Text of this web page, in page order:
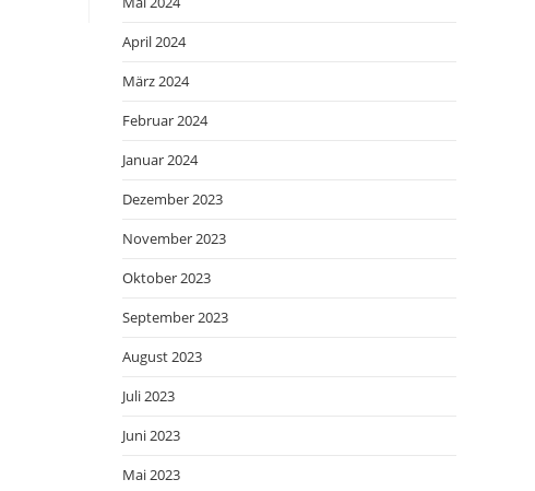
April 2024
März 2024
Februar 2024
Januar 2024
Dezember 2023
November 2023
Oktober 2023
September 2023
August 2023
Juli 2023
Juni 2023
Mai 2023